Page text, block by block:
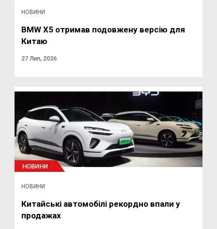
НОВИНИ
BMW X5 отримав подовжену версію для
Китаю
27 Лип, 2026
НОВИНИ
НОВИНИ
Китайські автомобілі рекордно впали у
продажах